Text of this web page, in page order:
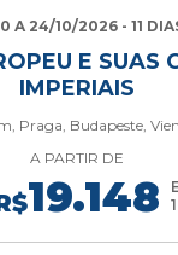
A 24/10/2026 - 11
E SUAS
IMPERIAIS
Praga, Budapeste,
A PARTIR DE
19.148